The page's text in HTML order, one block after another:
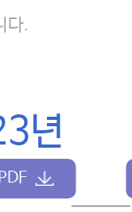
다.
년